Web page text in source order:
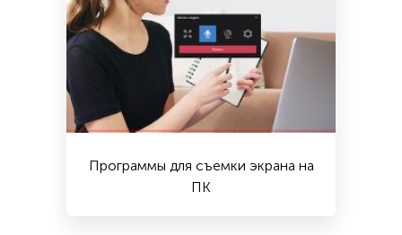
Программы для съемки экрана на
ПК